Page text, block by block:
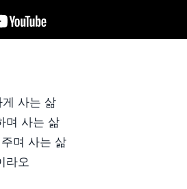
사는 삶
며 사는 삶
며 사는 삶
라오